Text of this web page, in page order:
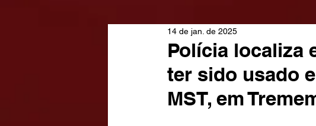
Polícia localiza
ter sido usado
MST, em
14 de jan. de 2025